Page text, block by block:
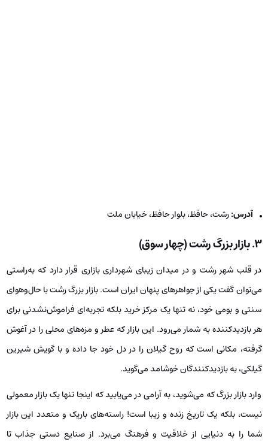
آدرس:رشت، حافظ، بلوار حافظ، خیابان ملت
۳. بازار بزرگ رشت (چهار سوق)
در قلب شهر رشت و در میدان زیبای شهرداری بازاری قرار دارد که به‌راستی
می‌توان گفت یکی از جواهرهای پنهان ایران است. بازار بزرگ رشت با حال‌وهوای
سنتی و بومی خود، نه تنها یک مرکز خرید بلکه تجربه‌ای فراموش‌نشدنی برای
هر بازدیدکننده به شمار می‌رود. این بازار که عطر و مزه‌های محلی را در آغوش
گرفته، مکانی است که روح گیلان را در دل خود جا داده و با گویش شیرین
گیلکی، به بازدیدکنندگان خوشامد می‌گوید.
وارد بازار بزرگ که می‌شوید، به آرامی در می‌یابید که اینجا تنها یک بازار معمولی
نیست، بلکه یک تاریخ زنده و زیبا است! راسته‌های باریک و متعدد این بازار
شما را به دنیایی از خلاقیت و فرهنگ می‌برد. از صنایع دستی جذاب تا